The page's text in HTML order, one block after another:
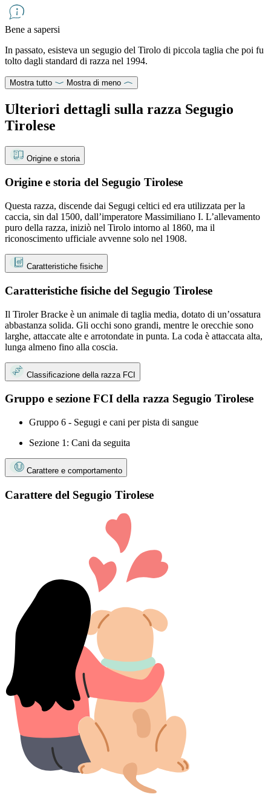
Bene a sapersi
In passato, esisteva un segugio del Tirolo di piccola taglia che poi fu
tolto dagli standard di razza nel 1994.
Mostra tutto Mostra di meno
Ulteriori dettagli sulla razza Segugio
Tirolese
Origine e storia
Origine e storia del Segugio Tirolese
Questa razza, discende dai Segugi celtici ed era utilizzata per la
caccia, sin dal 1500, dall’imperatore Massimiliano I. L’allevamento
puro della razza, iniziò nel Tirolo intorno al 1860, ma il
riconoscimento ufficiale avvenne solo nel 1908.
Caratteristiche fisiche
Caratteristiche fisiche del Segugio Tirolese
Il Tiroler Bracke è un animale di taglia media, dotato di un’ossatura
abbastanza solida. Gli occhi sono grandi, mentre le orecchie sono
larghe, attaccate alte e arrotondate in punta. La coda è attaccata alta,
lunga almeno fino alla coscia.
Classificazione della razza FCI
Gruppo e sezione FCI della razza Segugio Tirolese
Gruppo 6 - Segugi e cani per pista di sangue
Sezione 1: Cani da seguita
Carattere e comportamento
Carattere del Segugio Tirolese